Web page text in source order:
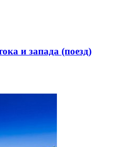
и запада (поезд)